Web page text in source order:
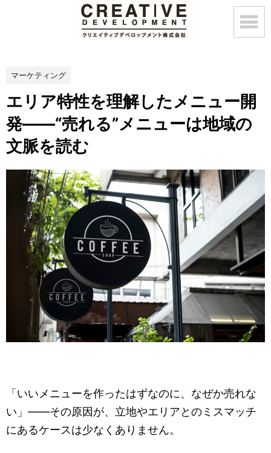
マーケティング
エリア特性を理解したメニュー開
発——“売れる”メニューは地域の
文脈を読む
「いいメニューを作ったはずなのに、なぜか売れな
い」——その原因が、立地やエリアとのミスマッチ
にあるケースは少なくありません。